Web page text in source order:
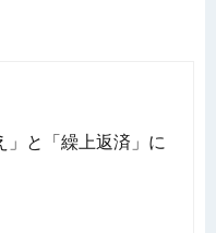
」と「繰上返済」に